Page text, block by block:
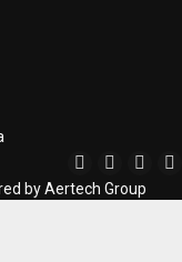
by Aertech Group